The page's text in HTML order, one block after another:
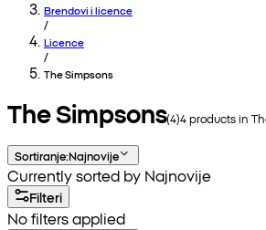
Brendovi i licence
/
Licence
/
The Simpsons
The Simpsons(4)4products in
Sortiranje:Najnovije
Currently sorted by Najnovije
Filteri
No filters applied